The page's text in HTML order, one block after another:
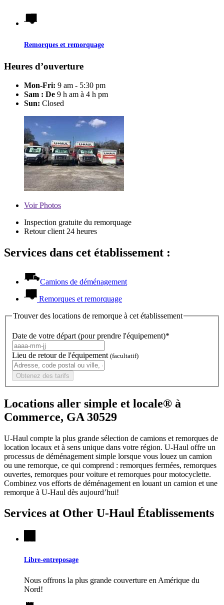
Remorques et remorquage
Heures d’ouverture
Mon-Fri: 9 am - 5:30 pm
Sam : De 9 h am à 4 h pm
Sun: Closed
VoirPhotos
Inspection gratuite du remorquage
Retour client 24 heures
Services dans cet établissement :
Camions de déménagement
Remorques et remorquage
Trouver des locations de remorque à cet établissement
Date de votre départ (pour prendre l'équipement)*
Lieu de retour de l'équipement (facultatif)
Obtenez des tarifs
Locations aller simple et locale® à
Commerce, GA 30529
U-Haul compte la plus grande sélection de camions et remorques de
location locaux et à sens unique dans votre région. U-Haul offre un
processus de déménagement simple lorsque vous louez un camion
ou une remorque, ce qui comprend : remorques fermées, remorques
ouvertes, remorques pour voiture et remorques pour motocyclette.
Combinez vos efforts de déménagement en louant un camion et une
remorque à U-Haul dès aujourd’hui!
Services at Other U-Haul Établissements
Libre-entreposage
Nous offrons la plus grande couverture en Amérique du
Nord!